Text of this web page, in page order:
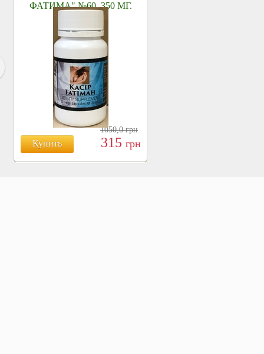
ФАТИМА" №60, 350 МГ.
Купить
1050,0грн
315 грн